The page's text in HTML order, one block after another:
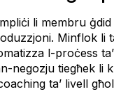
li membru
Minflok li
l-proċess
negozju tiegħek li
ta’ livell